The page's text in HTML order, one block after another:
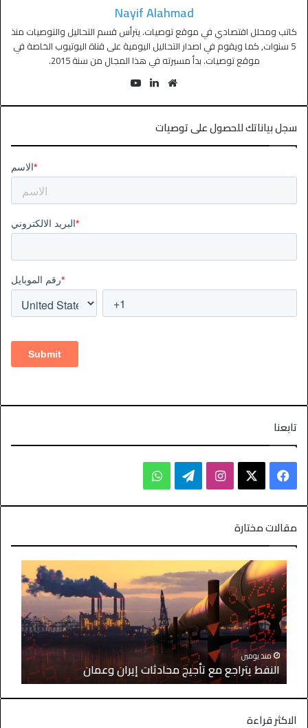
Nayif Alahmad
كاتب ومحلل اقتصادي في موقع توصيات. يترأس قسم التحاليل والتوصيات منذ
5 سنوات, كما ويقوم في اصدار التحاليل اليومية على قناة اليوتيوب الخاصة في
موقع توصيات. بدأ مسيرته في هذا المجال من سنة 2015.
سجل بياناتك للحصول على توصيات
تابعنا
مقالات مختارة
منذ يومين
النفط يتراجع مع تأجيج محادثات إيران وعمان
الاكثر قراءة